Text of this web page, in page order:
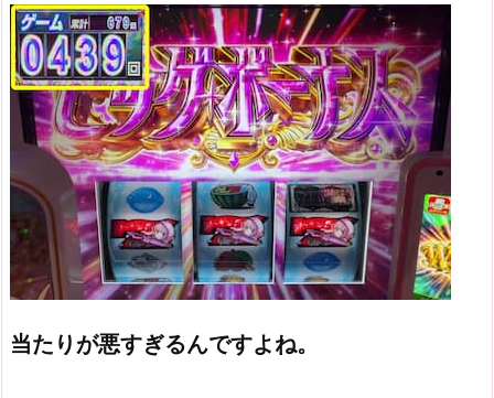
当たりが悪すぎるんですよね。